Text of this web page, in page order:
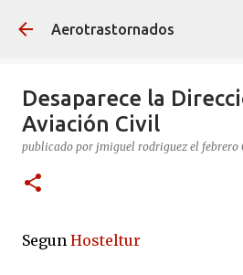
Ir al contenido
Aerotrastornados
Desaparece la
Aviación Civil
publicado por jmiguel rodriguez el febrero
Segun Hosteltur